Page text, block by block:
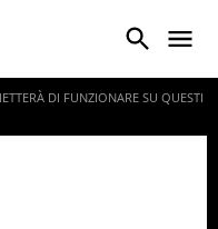
DI FUNZIONARE SU QUESTI